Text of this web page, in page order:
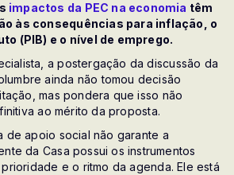
impactos da PEC na economia têm
às consequências para inflação, o
(PIB) e o nível de emprego.
a postergação da discussão da
ainda não tomou decisão
mas pondera que isso não
ao mérito da proposta.
de apoio social não garante a
da Casa possui os instrumentos
e o ritmo da agenda. Ele está